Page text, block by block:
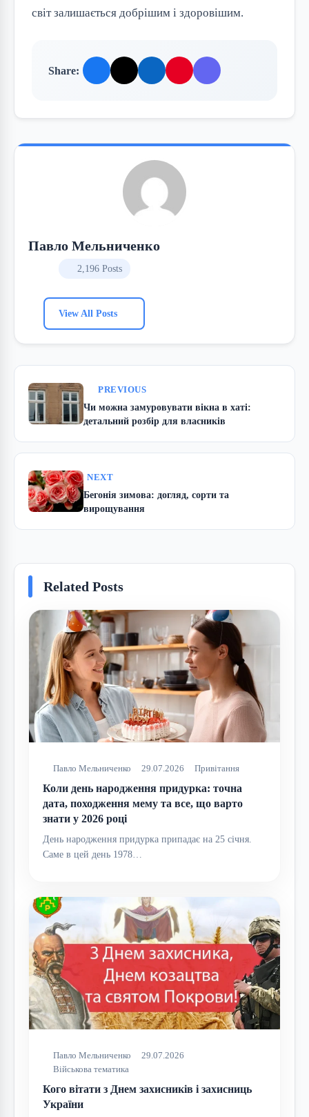
світ залишається добрішим і здоровішим.
Share:
Павло Мельниченко
2,196 Posts
View All Posts
PREVIOUS
Чи можна замуровувати вікна в хаті:
детальний розбір для власників
NEXT
Бегонія зимова: догляд, сорти та
вирощування
Related Posts
Павло Мельниченко 29.07.2026 Привітання
Коли день народження придурка: точна
дата, походження мему та все, що варто
знати у 2026 році
День народження придурка припадає на 25 січня.
Саме в цей день 1978…
Павло Мельниченко
29.07.2026
Військова тематика
Кого вітати з Днем захисників і захисниць
України